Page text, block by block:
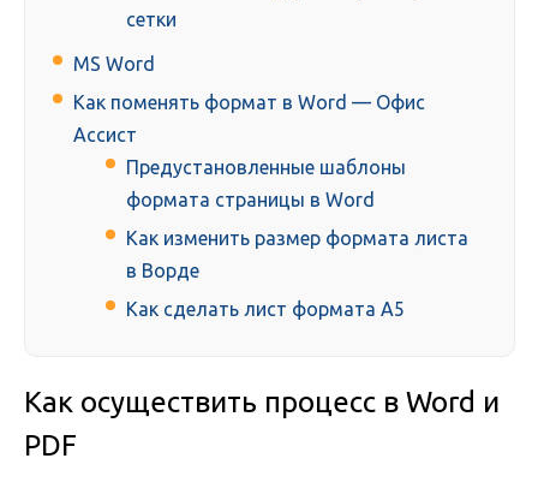
сетки
MS Word
Как поменять формат в Word — Офис
Ассист
Предустановленные шаблоны
формата страницы в Word
Как изменить размер формата листа
в Ворде
Как сделать лист формата А5
Как осуществить процесс в Word и
PDF